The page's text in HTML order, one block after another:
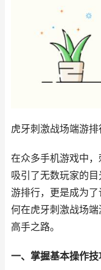
虎牙刺激战场端游
在众多手机游戏中，
吸引了无数玩家的
游排行，更是成为
何在虎牙刺激战场
高手之路。
一、掌握基本操作技